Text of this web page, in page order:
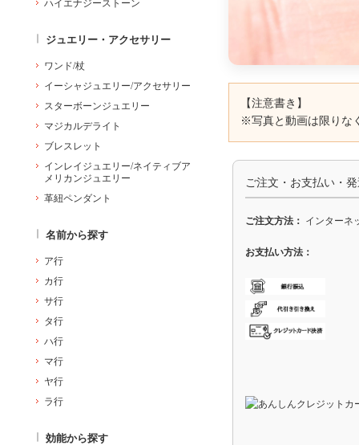
【注意書き】
※写真と動画は限りな
ご注文・お支払い・
ご注文方法： インターネ
お支払い方法：
ハイエナジーストーン
ジュエリー・アクセサリー
ワンド/杖
イーシャジュエリー/アクセサリー
スターボーンジュエリー
マジカルデライト
ブレスレット
インレイジュエリー/ネイティブア
メリカンジュエリー
革紐ペンダント
名前から探す
ア行
カ行
サ行
タ行
ハ行
マ行
ヤ行
ラ行
効能から探す